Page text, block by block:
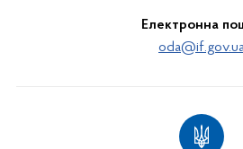
Електронна